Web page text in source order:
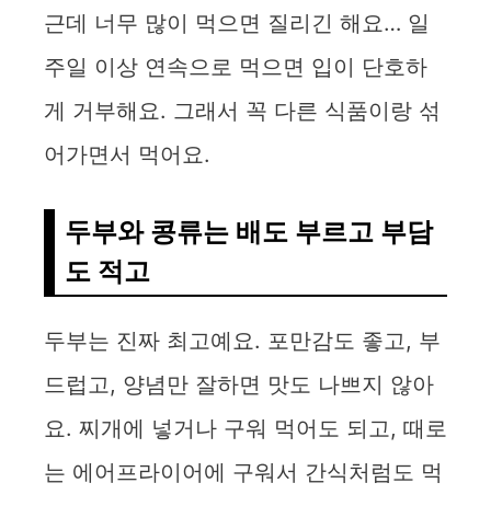
근데 너무 많이 먹으면 질리긴 해요… 일
주일 이상 연속으로 먹으면 입이 단호하
게 거부해요. 그래서 꼭 다른 식품이랑 섞
어가면서 먹어요.
두부와 콩류는 배도 부르고 부담
도 적고
두부는 진짜 최고예요. 포만감도 좋고, 부
드럽고, 양념만 잘하면 맛도 나쁘지 않아
요. 찌개에 넣거나 구워 먹어도 되고, 때로
는 에어프라이어에 구워서 간식처럼도 먹